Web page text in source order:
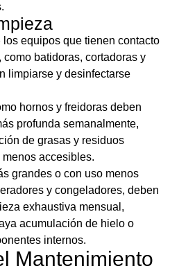
los equipos que tienen contacto
batidoras, cortadoras y
limpiarse y desinfectarse
hornos y freidoras deben
profunda semanalmente,
de grasas y residuos
accesibles.
grandes o con uso menos
y congeladores, deben
exhaustiva mensual,
acumulación de hielo o
internos.
Mantenimiento